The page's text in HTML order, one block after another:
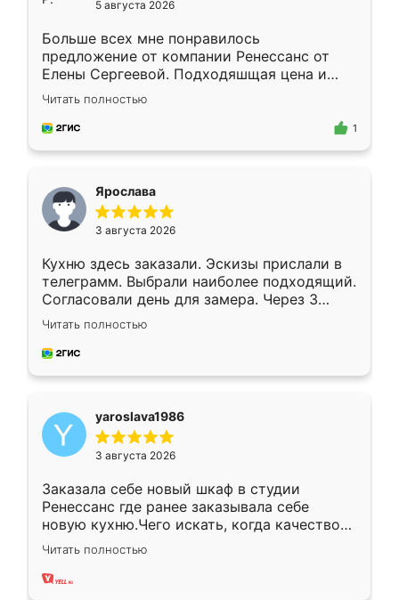
5 августа 2026
Больше всех мне понравилось
предложение от компании Ренессанс от
Елены Сергеевой. Подходяшщая цена и
короткие сроки изготовления. Приехавший
для замера сотрудник Владислав
предложил по моему эскизу самый
Читать полностью
1
Ярослава
3 августа 2026
Кухню здесь заказали. Эскизы прислали в
телеграмм. Выбрали наиболее подходящий.
Согласовали день для замера. Через 3
недели кухня была уже готова. Остались
довольны работой. Спасибо Ренессанс
мебель за качественную работу!
Читать полностью
yaroslava1986
3 августа 2026
Заказала себе новый шкаф в студии
Ренессанс где ранее заказывала себе
новую кухню.Чего искать, когда качеством
вполне довольна. Служит кухня уже почти
два года, нареканий нет.
Читать полностью